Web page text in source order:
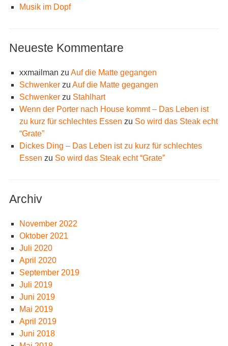
Musik im Dopf
Neueste Kommentare
xxmailman zu Auf die Matte gegangen
Schwenkerzu Auf die Matte gegangen
Schwenkerzu Stahlhart
Wenn der Porter nach House kommt – Das Leben ist
zu kurz für schlechtes Essen zu So wird das Steak echt
“Grate”
Dickes Ding – Das Leben ist zu kurz für schlechtes
Essen zu So wird das Steak echt “Grate”
Archiv
November 2022
Oktober 2021
Juli 2020
April 2020
September 2019
Juli 2019
Juni 2019
Mai 2019
April 2019
Juni 2018